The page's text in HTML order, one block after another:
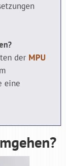
der MPU
eine